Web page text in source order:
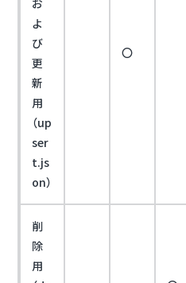
よ
び
更
新
用
（up
ser
t.js
on）
〇
削
除
用